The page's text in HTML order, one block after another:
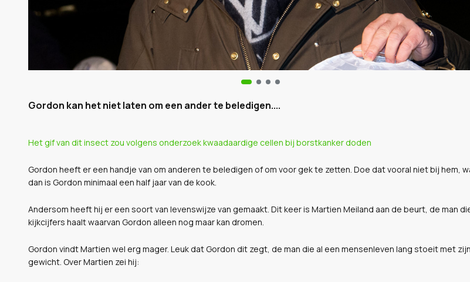
Gordon kan het niet laten om een ander te beledigen....
Het gif van dit insect zou volgens onderzoek kwaadaardige cellen bij borstkanker doden
Gordon heeft er een handje van om anderen te beledigen of om voor gek te zetten. Doe dat vooral niet bij hem,
dan is Gordon minimaal een half jaar van de kook.
Andersom heeft hij er een soort van levenswijze van gemaakt. Dit keer is Martien Meiland aan de beurt, de man
kijkcijfers haalt waarvan Gordon alleen nog maar kan dromen.
Gordon vindt Martien wel erg mager. Leuk dat Gordon dit zegt, de man die al een mensenleven lang stoeit met zijn
gewicht. Over Martien zei hij: